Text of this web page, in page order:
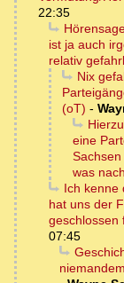
22:35
ist ja auch
relativ
Nix
(oT) -
eine
was
Ich kenne
hat uns der
geschlossen
07:45